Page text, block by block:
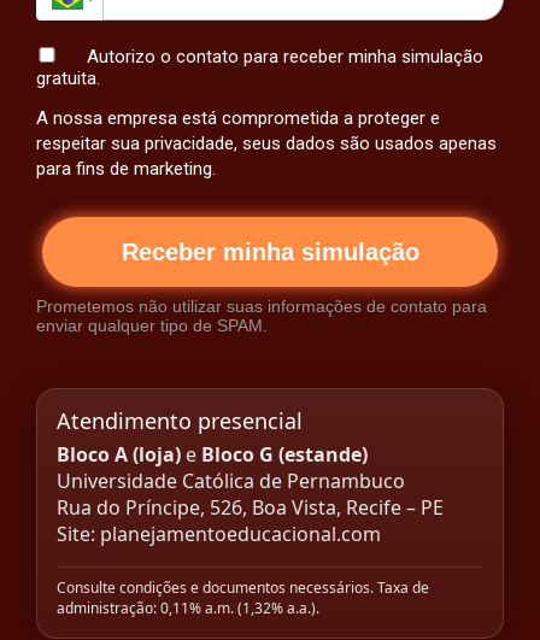
Autorizo o contato para receber minha simulação
gratuita.
A nossa empresa está comprometida a proteger e
respeitar sua privacidade, seus dados são usados apenas
para fins de marketing.
Receber minha simulação
Prometemos não utilizar suas informações de contato para
enviar qualquer tipo de SPAM.
Atendimento presencial
Bloco A (loja) e Bloco G (estande)
Universidade Católica de Pernambuco
Rua do Príncipe, 526, Boa Vista, Recife – PE
Site: planejamentoeducacional.com
Consulte condições e documentos necessários. Taxa de
administração: 0,11% a.m. (1,32% a.a.).